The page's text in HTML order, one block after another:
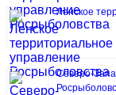
Ленское
Северо-